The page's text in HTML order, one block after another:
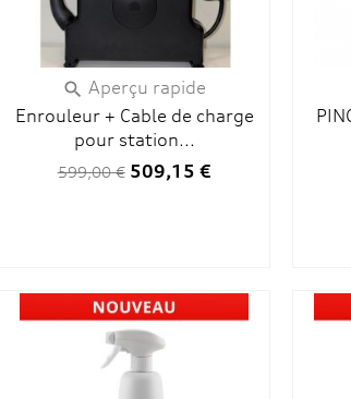
 Aperçu rapide
Enrouleur + Cable de charge
pour station...
599,00 € 509,15 €